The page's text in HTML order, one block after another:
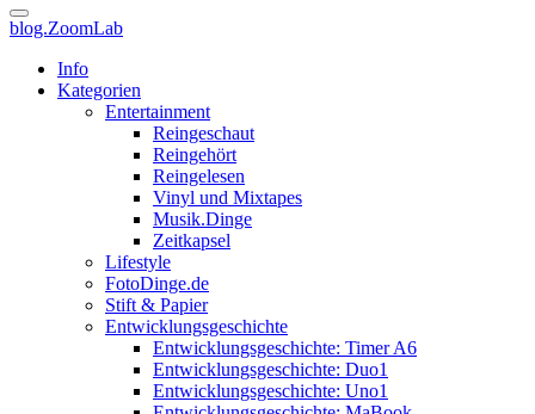
blog.ZoomLab
ZoomLab
Info
Kategorien
Entertainment
Reingeschaut
Reingehört
Reingelesen
Vinyl und Mixtapes
Musik.Dinge
Zeitkapsel
Lifestyle
FotoDinge.de
Stift & Papier
Entwicklungsgeschichte
Entwicklungsgeschichte: Timer A6
Entwicklungsgeschichte: Duo1
Entwicklungsgeschichte: Uno1